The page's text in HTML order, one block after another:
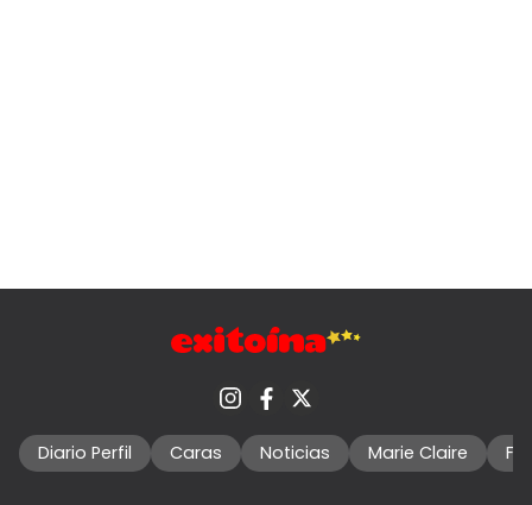
Diario Perfil Caras Noticias Marie Claire